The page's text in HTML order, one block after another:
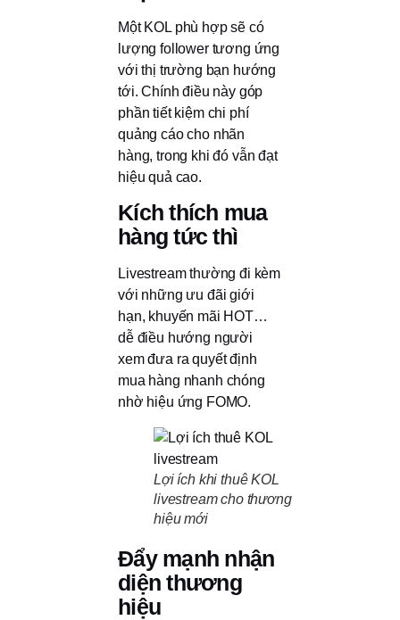
Một KOL phù hợp sẽ có
lượng follower tương ứng
với thị trường bạn hướng
tới. Chính điều này góp
phần tiết kiệm chi phí
quảng cáo cho nhãn
hàng, trong khi đó vẫn đạt
hiệu quả cao.
Kích thích mua
hàng tức thì
Livestream thường đi kèm
với những ưu đãi giới
hạn, khuyến mãi HOT…
dễ điều hướng người
xem đưa ra quyết định
mua hàng nhanh chóng
nhờ hiệu ứng FOMO.
Lợi ích khi thuê KOL
livestream cho thương
hiệu mới
Đẩy mạnh nhận
diện thương
hiệu